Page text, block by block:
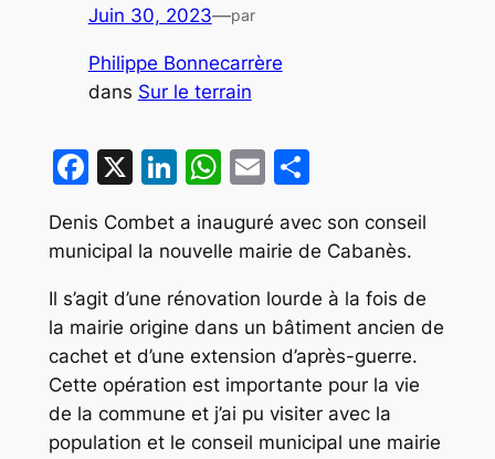
Juin 30, 2023—par
Philippe Bonnecarrère
dans Sur le terrain
Facebook
X LinkedIn
WhatsApp
EmailPartager
Denis Combet a inauguré avec son conseil
municipal la nouvelle mairie de Cabanès.
Il s’agit d’une rénovation lourde à la fois de
la mairie origine dans un bâtiment ancien de
cachet et d’une extension d’après-guerre.
Cette opération est importante pour la vie
de la commune et j’ai pu visiter avec la
population et le conseil municipal une mairie